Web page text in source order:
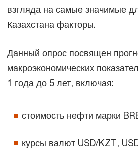
взгляда на самые значимые
Казахстана факторы.
Данный опрос посвящен
макроэкономических
1 года до 5 лет, включая:
стоимость нефти марки
курсы валют USD/KZT,